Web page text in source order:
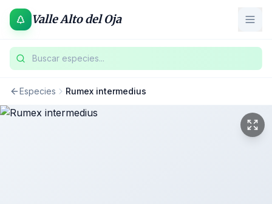
Valle Alto del Oja
Buscar especies...
Especies Rumex intermedius